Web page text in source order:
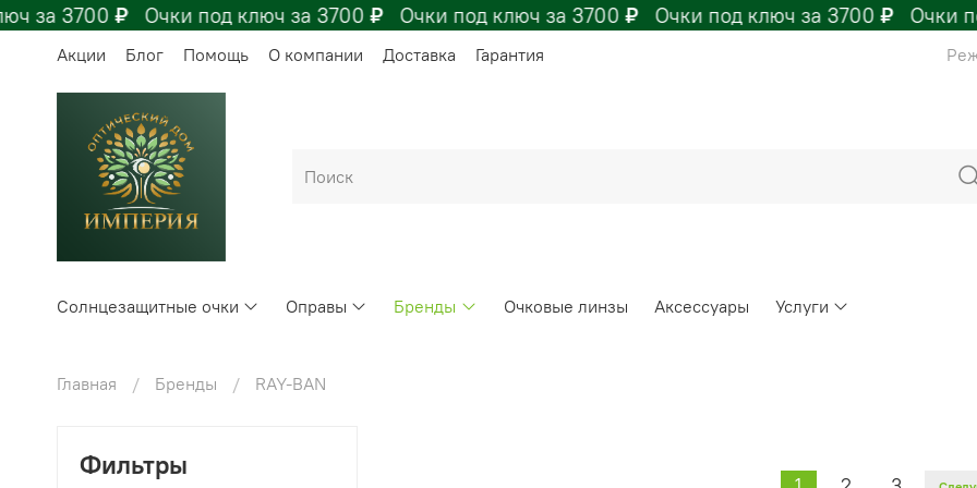
за 3700₽Очки под ключ за 3700₽Очки под ключ за 3700₽Очки под ключ за 3700₽Очки
Акции Блог Помощь О компании Доставка Гарантия
Солнцезащитные очки Оправы Бренды Очковые линзы Аксессуары Услуги
Главная Бренды RAY-BAN
Фильтры